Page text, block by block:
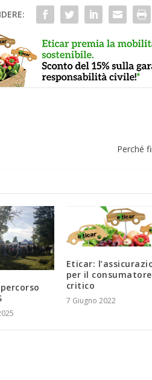
Perché
Eticar:
per il consumatore
critico
7 Giugno 2022